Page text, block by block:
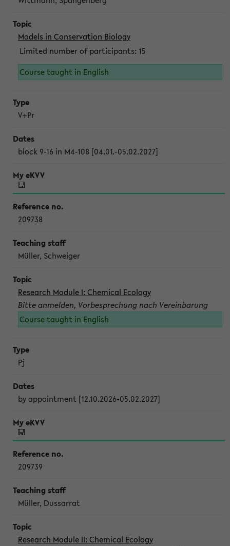
Models in Conservation Biology
Limited number of participants: 15
Course taught in English
V+Pr
block 9-16 in M4-108 [04.01.-05.02.2027]
209738
Müller, Schweiger
Research Module I: Chemical Ecology
Bitte anmelden, Vorbesprechung nach Vereinbarung
Course taught in English
Pj
by appointment [12.10.2026-05.02.2027]
209739
Müller, Dussarrat
Research Module II: Chemical Ecology